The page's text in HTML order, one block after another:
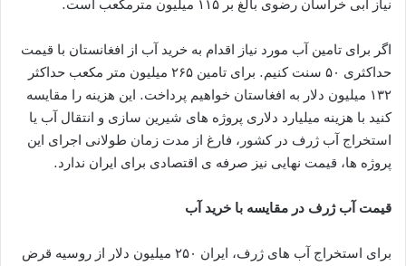
نیاز آبی خراسان رضوی بالغ بر ۱۱۵ میلیون مترمکعب است.
اگر برای تامین آب مورد نیاز اقدام به خرید آب از افغانستان با قیمت
حداکثری ۵۰ سنت کنیم. برای تامین ۲۶۵ میلیون متر مکعب حداکثر
۱۳۲ میلیون دلار به افغاستان خواهیم پرداخت. این هزینه را مقایسه
کنید با هزینه میلیارد دلاری پروژه های شیرین سازی و انتقال آب یا
استخراج آب ژرف در کشور، فارغ از مدت زمان طولانی اجرای این
پروژه ها، قیمت نهایی نیز صرفه ی اقتصادی برای ایران ندارد.
قیمت آب ژرف در مقایسه با خرید آب
برای استخراج آب های ژرف، ایران ۲۵۰ میلیون دلار از روسیه قرض